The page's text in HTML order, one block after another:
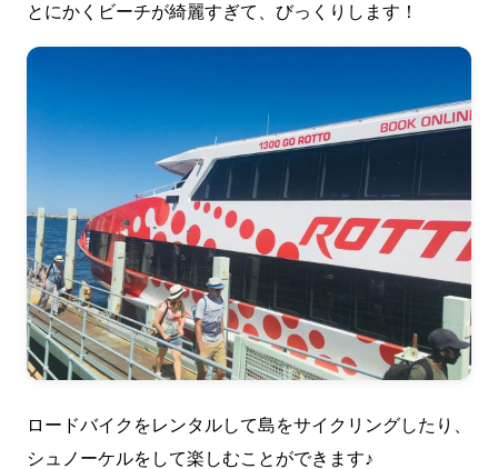
とにかくビーチが綺麗すぎて、びっくりします！
ロードバイクをレンタルして島をサイクリングしたり、
シュノーケルをして楽しむことができます♪